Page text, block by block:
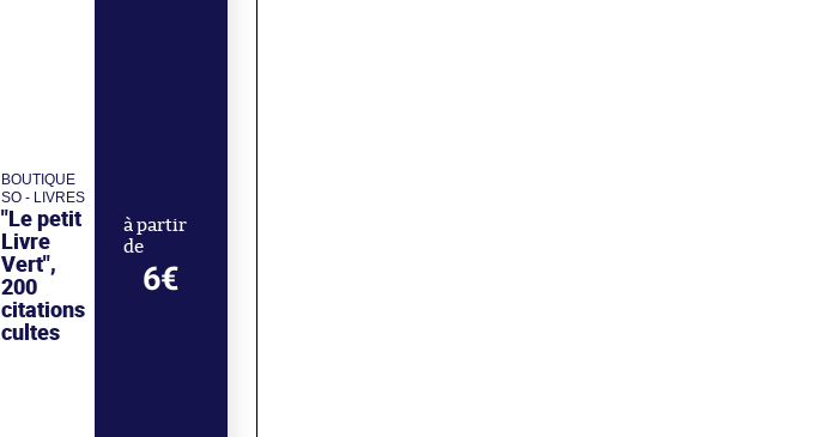
BOUTIQUE
SO - LIVRES
"Le petit
Livre
Vert",
200
citations
cultes
à partir
de
6€